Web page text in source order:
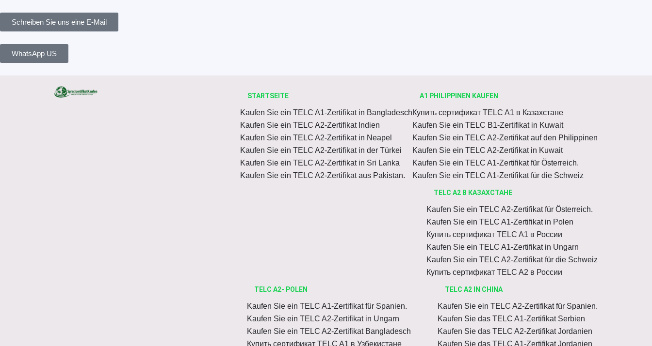
content
Schreiben Sie uns eine E-Mail
WhatsApp US
STARTSEITE
Kaufen Sie ein TELC A1-Zertifikat in Bangladesch
Kaufen Sie ein TELC A2-Zertifikat Indien
Kaufen Sie ein TELC A2-Zertifikat in Neapel
Kaufen Sie ein TELC A2-Zertifikat in der Türkei
Kaufen Sie ein TELC A2-Zertifikat in Sri Lanka
Kaufen Sie ein TELC A2-Zertifikat aus Pakistan.
A1 PHILIPPINEN KAUFEN
Купить сертификат TELC A1 в Казахстане
Kaufen Sie ein TELC B1-Zertifikat in Kuwait
Kaufen Sie ein TELC A2-Zertifikat auf den Philippinen
Kaufen Sie ein TELC A2-Zertifikat in Kuwait
Kaufen Sie ein TELC A1-Zertifikat für Österreich.
Kaufen Sie ein TELC A1-Zertifikat für die Schweiz
TELC A2 В КАЗАХСТАНЕ
Kaufen Sie ein TELC A2-Zertifikat für Österreich.
Kaufen Sie ein TELC A1-Zertifikat in Polen
Купить сертификат TELC A1 в России
Kaufen Sie ein TELC A1-Zertifikat in Ungarn
Kaufen Sie ein TELC A2-Zertifikat für die Schweiz
Купить сертификат TELC A2 в России
TELC A2- POLEN
Kaufen Sie ein TELC A1-Zertifikat für Spanien.
Kaufen Sie ein TELC A2-Zertifikat in Ungarn
Kaufen Sie ein TELC A2-Zertifikat Bangladesch
Купить сертификат TELC A1 в Узбекистане
TELC A2 IN CHINA
Kaufen Sie ein TELC A2-Zertifikat für Spanien.
Kaufen Sie das TELC A1-Zertifikat Serbien
Kaufen Sie das TELC A2-Zertifikat Jordanien
Kaufen Sie das TELC A1-Zertifikat Jordanien